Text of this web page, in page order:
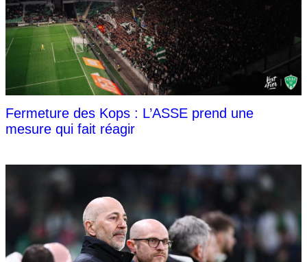
Fermeture des Kops : L’ASSE prend une
mesure qui fait réagir